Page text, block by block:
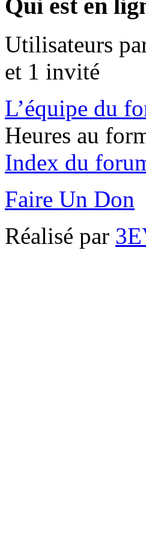
Qui est en
Utilisateurs
et 1 invité
L’équipe du
Heures au
Index du
Faire Un Don
Réalisé par